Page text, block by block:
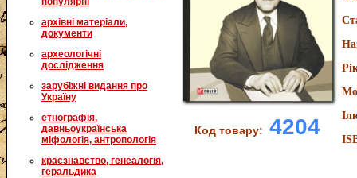
архівні матеріали,
документи
археологічні
дослідження
зарубіжні видання про
Україну
етнографія,
давньоукраїнська
міфологія, антропологія
краєзнавство, генеалогія,
геральдика
Код товару: 4204